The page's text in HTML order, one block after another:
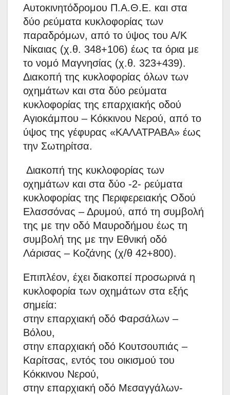
Αυτοκινητόδρομου Π.Α.Θ.Ε. και στα
δύο ρεύματα κυκλοφορίας των
παραδρόμων, από το ύψος του Α/Κ
Νίκαιας (χ.θ. 348+106) έως τα όρια με
το νομό Μαγνησίας (χ.θ. 323+439).
Διακοπή της κυκλοφορίας όλων των
οχημάτων και στα δύο ρεύματα
κυκλοφορίας της επαρχιακής οδού
Αγιοκάμπου – Κόκκινου Νερού, από το
ύψος της γέφυρας «ΚΑΛΑΤΡΑΒΑ» έως
την Σωτηρίτσα.
Διακοπή της κυκλοφορίας των
οχημάτων και στα δύο -2- ρεύματα
κυκλοφορίας της Περιφερειακής Οδού
Ελασσόνας – Δρυμού, από τη συμβολή
της με την οδό Μαυροδήμου έως τη
συμβολή της με την Εθνική οδό
Λάρισας – Κοζάνης (χ/θ 42+800).
Επιπλέον, έχει διακοπεί προσωρινά η
κυκλοφορία των οχημάτων στα εξής
σημεία:
στην επαρχιακή οδό Φαρσάλων –
Βόλου,
στην επαρχιακή οδό Κουτσουπιάς –
Καρίτσας, εντός του οικισμού του
Κόκκινου Νερού,
στην επαρχιακή οδό Μεσαγγάλων-